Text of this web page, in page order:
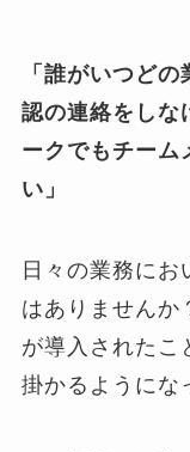
「誰がいつど
認の連絡をしな
ークでもチーム
い」
日々の業務にお
はありませんか
が導入されたこ
掛かるようにな